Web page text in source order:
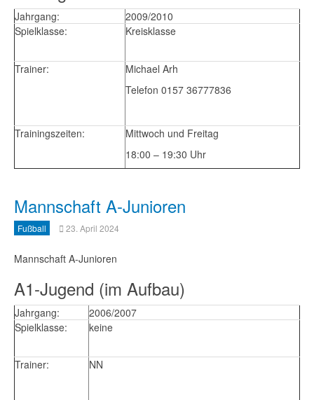
Jahrgang:
2009/2010
Spielklasse:
Kreisklasse
Trainer:
Michael Arh
Telefon 0157 36777836
Trainingszeiten:
Mittwoch und Freitag
18:00 – 19:30 Uhr
Mannschaft A-Junioren
Fußball 23. April 2024
Mannschaft A-Junioren
A1-Jugend (im Aufbau)
Jahrgang:
2006/2007
Spielklasse:
keine
Trainer: NN